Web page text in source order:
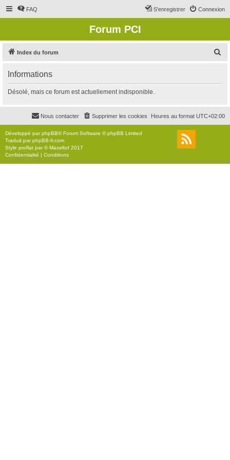
FAQ Connexion
S’enregistrer
Forum PCI
Index du forum
r
c
r
Informations
Désolé, mais ce forum est actuellement indisponible.
Heures au format UTC+02:00
Supprimer les cookies
Nous contacter
Développé parphpBB® Forum Software © phpBB Limited
Traduit parphpBB-fr.com
Style proflat par ©Mazeltof 2017
Confidentialité | Conditions